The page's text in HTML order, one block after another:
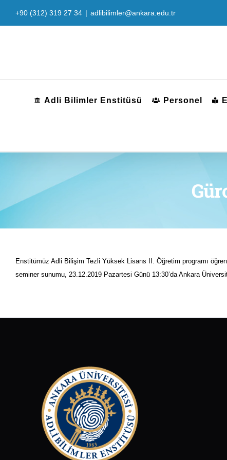
+90 (312) 319 27 34 | adlibilimler@ankara.edu.tr
Adli Bilimler Enstitüsü Personel
Enstitümüz Adli Bilişim Tezli Yüksek Lisans II. Öğretim programı
seminer sunumu, 23.12.2019 Pazartesi Günü 13:30’da Ankara